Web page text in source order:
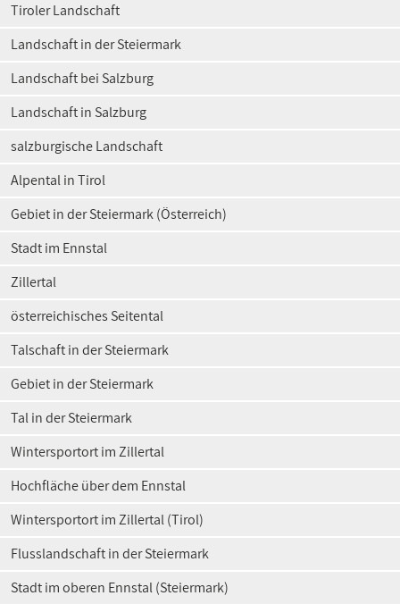
Tiroler Landschaft
Landschaft in der Steiermark
Landschaft bei Salzburg
Landschaft in Salzburg
salzburgische Landschaft
Alpental in Tirol
Gebiet in der Steiermark (Österreich)
Stadt im Ennstal
Zillertal
österreichisches Seitental
Talschaft in der Steiermark
Gebiet in der Steiermark
Tal in der Steiermark
Wintersportort im Zillertal
Hochfläche über dem Ennstal
Wintersportort im Zillertal (Tirol)
Flusslandschaft in der Steiermark
Stadt im oberen Ennstal (Steiermark)